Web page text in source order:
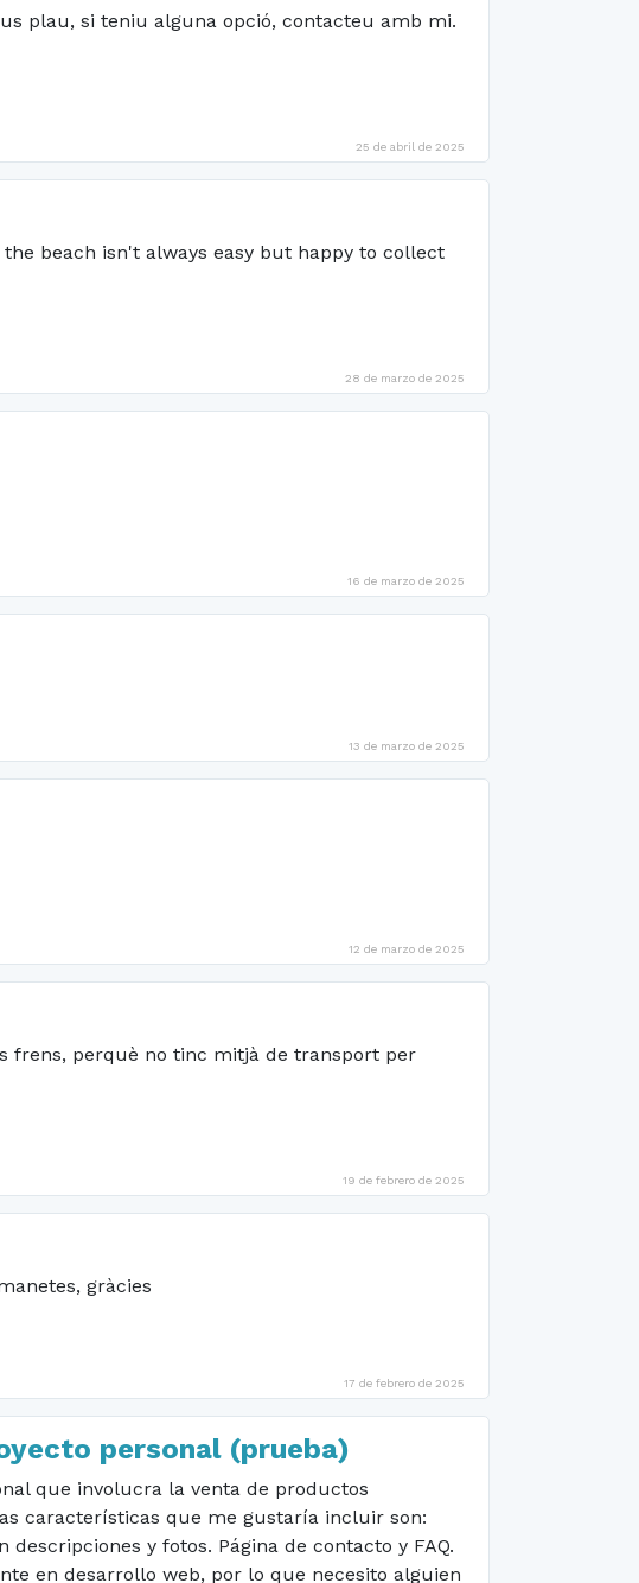
plau, si teniu alguna opció, contacteu amb mi.
25 de abril de 2025
beach isn't always easy but happy to collect
28 de marzo de 2025
16 de marzo de 2025
13 de marzo de 2025
12 de marzo de 2025
frens, perquè no tinc mitjà de transport per
19 de febrero de 2025
gràcies
17 de febrero de 2025
personal (prueba)
que involucra la venta de productos
características que me gustaría incluir son:
y fotos. Página de contacto y FAQ.
en desarrollo web, por lo que necesito alguien